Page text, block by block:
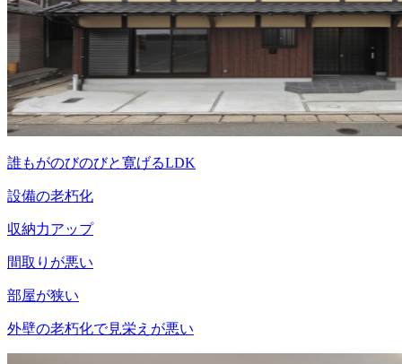
誰もがのびのびと寛げるLDK
設備の老朽化
収納力アップ
間取りが悪い
部屋が狭い
外壁の老朽化で見栄えが悪い